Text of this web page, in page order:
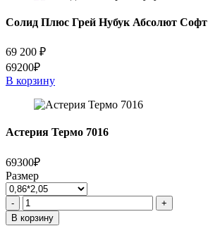
Солид Плюс Грей Нубук Абсолют Софт
69 200 ₽
69200₽
В корзину
Астерия Термо 7016
69300₽
Размер
Количество
товара
-
+
В корзину